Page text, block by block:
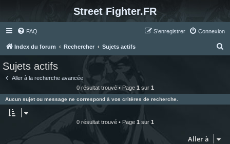
Street Fighter.FR
FAQ Connexion
S’enregistrer
Index du forum Rechercher Sujets actifs
e
Sujets actifs
Aller à la recherche avancée
0 résultat trouvé • Page 1 sur 1
Aucun sujet ou message ne correspond à vos critères de recherche.
0 résultat trouvé • Page 1 sur 1
Aller à